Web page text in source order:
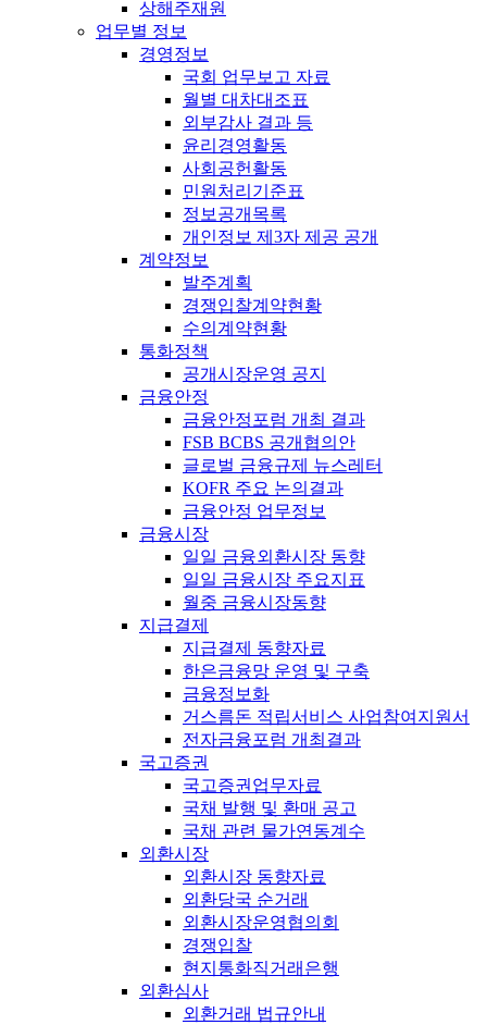
상해주재원
업무별 정보
경영정보
국회 업무보고 자료
월별 대차대조표
외부감사 결과 등
윤리경영활동
사회공헌활동
민원처리기준표
정보공개목록
개인정보 제3자 제공 공개
계약정보
발주계획
경쟁입찰계약현황
수의계약현황
통화정책
공개시장운영 공지
금융안정
금융안정포럼 개최 결과
FSB BCBS 공개협의안
글로벌 금융규제 뉴스레터
KOFR 주요 논의결과
금융안정 업무정보
금융시장
일일 금융외환시장 동향
일일 금융시장 주요지표
월중 금융시장동향
지급결제
지급결제 동향자료
한은금융망 운영 및 구축
금융정보화
거스름돈 적립서비스 사업참여지원서
전자금융포럼 개최결과
국고증권
국고증권업무자료
국채 발행 및 환매 공고
국채 관련 물가연동계수
외환시장
외환시장 동향자료
외환당국 순거래
외환시장운영협의회
경쟁입찰
현지통화직거래은행
외환심사
외환거래 법규안내